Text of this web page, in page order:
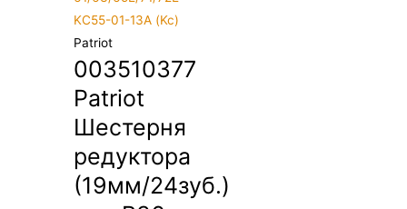
Patriot
003510377
Patriot
Шестерня
редуктора
(19мм/24зуб.)